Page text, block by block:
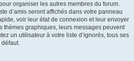
organiser les autres membres du forum.
d’amis seront affichés dans votre panneau
voir leur état de connexion et leur envoyer
thèmes graphiques, leurs messages peuvent
un utilisateur à votre liste d’ignorés, tous ses
défaut.